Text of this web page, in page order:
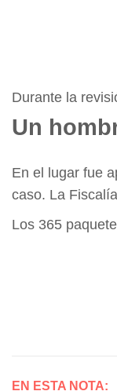
Durante la
Un
En el lugar fue
caso. La
Los 365
EN ESTA NOTA: